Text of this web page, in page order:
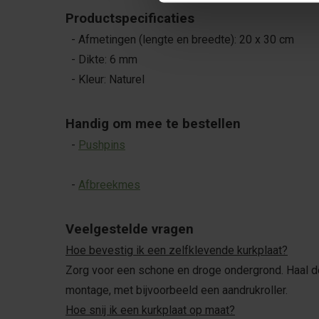
Productspecificaties
- Afmetingen (lengte en breedte): 20 x 30 cm
- Dikte: 6 mm
- Kleur: Naturel
Handig om mee te bestellen
- Pushpins
- Afbreekmes
Veelgestelde vragen
Hoe bevestig ik een zelfklevende kurkplaat?
Zorg voor een schone en droge ondergrond. Haal
montage, met bijvoorbeeld een aandrukroller.
Hoe snij ik een kurkplaat op maat?